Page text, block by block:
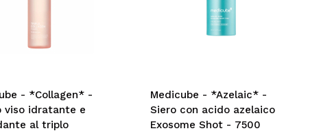
- *Collagen* -
viso idratante e
al triplo
Medicube - *Azelaic* -
Siero con acido azelaico
Exosome Shot - 7500